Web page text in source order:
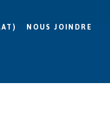
NOUS JOINDRE